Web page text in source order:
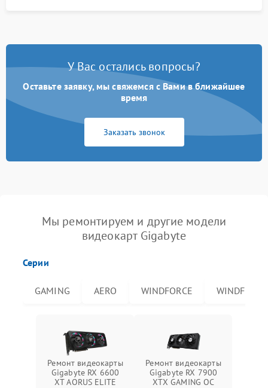
У Вас остались вопросы?
Оставьте заявку, мы свяжемся с Вами в ближайшее
время
Заказать звонок
Мы ремонтируем и другие модели
видеокарт Gigabyte
Серии
GAMING AERO WINDFORCE
Ремонт видеокарты
Gigabyte RX 6600
XT AORUS ELITE
Ремонт видеокарты
Gigabyte RX 7900
XTX GAMING OC